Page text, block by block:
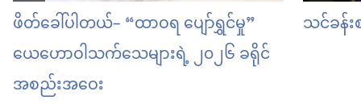
ဖိတ်ခေါ်ပါတယ်– “ထာဝရ ပျော်ရွှင်မှု”
ယေဟောဝါသက်သေများရဲ့ ၂၀၂၆ ခရိုင်
အစည်းအဝေး
သင်ခန်း